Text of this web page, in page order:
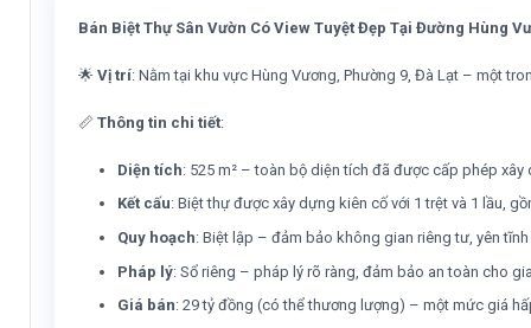
Bán Biệt Thự Sân Vườn Có View Tuyệt Đẹp Tại Đường Hùng
🌟Vị trí: Nằm tại khu vực Hùng Vương, Phường 9, Đà Lạt – một
📏Thông tin chi tiết:
Diện tích: 525 m² – toàn bộ diện tích đã được cấp phép
Kết cấu: Biệt thự được xây dựng kiên cố với 1 trệt và 1 lầu,
Quy hoạch: Biệt lập – đảm bảo không gian riêng tư, yên
Pháp lý: Sổ riêng – pháp lý rõ ràng, đảm bảo an toàn cho
Giá bán: 29 tỷ đồng (có thể thương lượng) – một mức giá